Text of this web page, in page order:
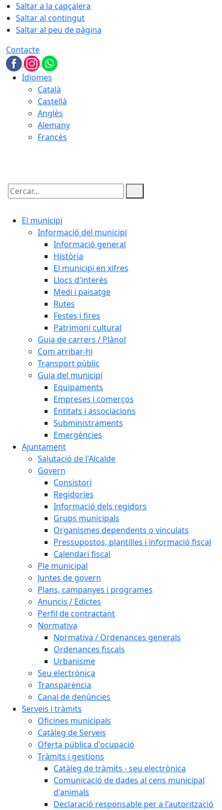
Saltar a la capçalera
Saltar al contingut
Saltar al peu de pàgina
Contacte
Idiomes
Català
Castellà
Anglès
Alemany
Francès
Cercar:
El municipi
Informació del municipi
Informació general
Història
El municipi en xifres
Llocs d'interès
Medi i paisatge
Rutes
Festes i fires
Patrimoni cultural
Guia de carrers / Plànol
Com arribar-hi
Transport públic
Guia del municipi
Equipaments
Empreses i comerços
Entitats i associacions
Subministraments
Emergències
Ajuntament
Salutació de l'Alcalde
Govern
Consistori
Regidories
Informació dels regidors
Grups municipals
Organismes dependents o vinculats
Pressupostos, plantilles i informació fiscal
Calendari fiscal
Ple municipal
Juntes de govern
Plans, campanyes i programes
Anuncis / Edictes
Perfil de contractant
Normativa
Normativa / Ordenances generals
Ordenances fiscals
Urbanisme
Seu electrònica
Transparència
Canal de denúncies
Serveis i tràmits
Oficines municipals
Catàleg de Serveis
Oferta pública d'ocupació
Tràmits i gestions
Catàleg de tràmits - seu electrònica
Comunicació de dades al cens municipal
d'animals
Declaració responsable per a l'autorització